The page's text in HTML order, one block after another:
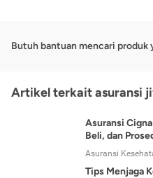
Butuh bantuan mencari produk
Artikel terkait asuransi
Asuransi
Beli, dan
Asuransi
Tips Menjaga